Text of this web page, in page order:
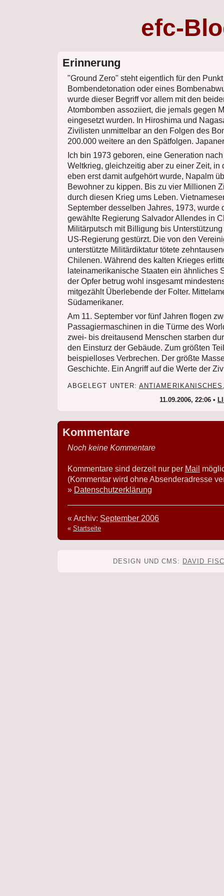
efc-
Erinnerung
"Ground Zero" steht eigentlich für den
Bombendetonation oder eines
wurde dieser Begriff vor allem mit den
Atombomben assoziiert, die jemals gegen
eingesetzt wurden. In Hiroshima und
Zivilisten unmittelbar an den Folgen des
200.000 weitere an den Spätfolgen.
Ich bin 1973 geboren, eine Generation
Weltkrieg, gleichzeitig aber zu einer Zeit, in
eben erst damit aufgehört wurde, Napalm
Bewohner zu kippen. Bis zu vier Millionen
durch diesen Krieg ums Leben.
September desselben Jahres, 1973, wurde
gewählte Regierung Salvador Allendes in
Militärputsch mit Billigung bis
US-Regierung gestürzt. Die von den
unterstützte Militärdiktatur tötete
Chilenen. Während des kalten Krieges
lateinamerikanische Staaten ein ähnliches
der Opfer betrug wohl insgesamt
mitgezählt Überlebende der Folter.
Südamerikaner.
Am 11. September vor fünf Jahren flogen
Passagiermaschinen in die Türme des
zwei- bis dreitausend Menschen starben
den Einsturz der Gebäude. Zum größten
beispielloses Verbrechen. Der größte
Geschichte. Ein Angriff auf die Werte der
ABGELEGT UNTER:ANTIAMERIKANISCHES
11.09.2006, 22:06 •
Kommentare
Noch keine Kommentare
Kommentare sind derzeit nur per Mail
(Kommentar wird ohne Absenderadresse
» Datenschutzerklärung
« Archiv: September 2006
« Startseite
DESIGN UND CMS: DAVID